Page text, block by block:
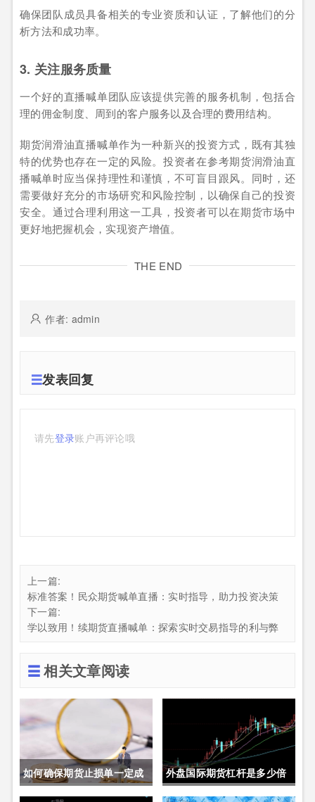
确保团队成员具备相关的专业资质和认证，了解他们的分
析方法和成功率。
3. 关注服务质量
一个好的直播喊单团队应该提供完善的服务机制，包括合
理的佣金制度、周到的客户服务以及合理的费用结构。
期货润滑油直播喊单作为一种新兴的投资方式，既有其独
特的优势也存在一定的风险。投资者在参考期货润滑油直
播喊单时应当保持理性和谨慎，不可盲目跟风。同时，还
需要做好充分的市场研究和风险控制，以确保自己的投资
安全。通过合理利用这一工具，投资者可以在期货市场中
更好地把握机会，实现资产增值。
THE END
作者: admin
发表回复
请先登录账户再评论哦
上一篇:
标准答案！民众期货喊单直播：实时指导，助力投资决策
下一篇:
学以致用！续期货直播喊单：探索实时交易指导的利与弊
相关文章阅读
如何确保期货止损单一定成
外盘国际期货杠杆是多少倍